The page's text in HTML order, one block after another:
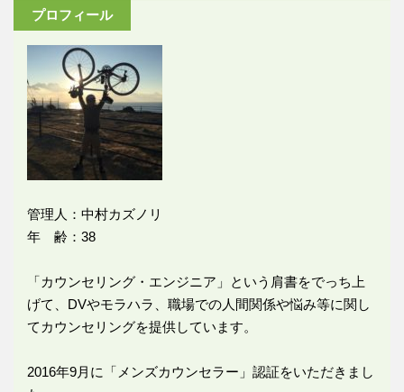
プロフィール
管理人：中村カズノリ
年 齢：38
「カウンセリング・エンジニア」という肩書をでっち上
げて、DVやモラハラ、職場での人間関係や悩み等に関し
てカウンセリングを提供しています。
2016年9月に「メンズカウンセラー」認証をいただきまし